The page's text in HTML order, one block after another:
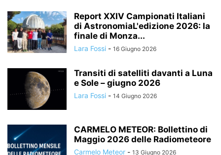
Report XXIV Campionati Italiani
di AstronomiaL'edizione 2026: la
finale di Monza...
Lara Fossi - 16 Giugno 2026
Transiti di satelliti davanti a Luna
e Sole – giugno 2026
Lara Fossi - 14 Giugno 2026
CARMELO METEOR: Bollettino di
Maggio 2026 delle Radiometeore
Carmelo Meteor - 13 Giugno 2026